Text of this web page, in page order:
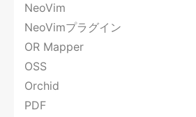
NeoVim
NeoVimプラグイン
OR Mapper
OSS
Orchid
PDF